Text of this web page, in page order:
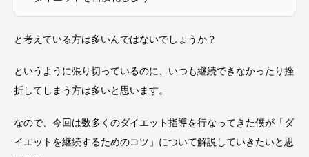
と考えている方は多いんではないでしょうか？
というように張り切っているのに、いつも継続できなかったり挫
折してしまう方は多いと思います。
なので、今回は数多くのダイエット指導を行なってきた僕が「ダ
イエットを継続するためのコツ」について解説していきたいと思